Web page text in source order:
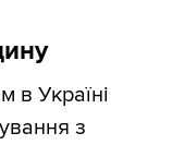
в Україні
з